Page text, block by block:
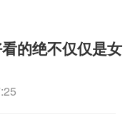
的绝不仅仅是女